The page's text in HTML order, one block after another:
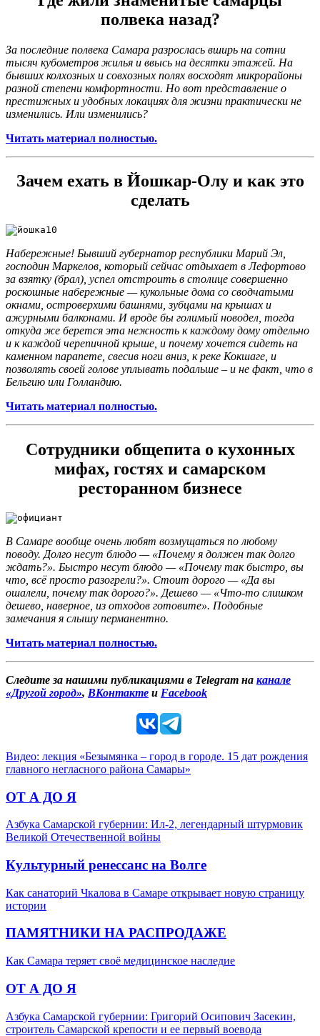
полвека назад?
За последние полвека Самара разрослась вширь на сотни
тысяч кубометров жилья и ввысь на десятки этажей. На
бывших колхозных и совхозных полях восходят микрорайоны
разной степени комфортности. Но вот представление о
престижных и удобных локациях для жизни практически не
изменились. Или изменились?
Читать материал полностью.
Зачем ехать в Йошкар-Олу и как это
сделать
Набережные! Бывший губернатор республики Марий Эл,
господин Маркелов, который сейчас отдыхает в Лефортово
за взятку (брал), успел отстроить в столице совершенно
роскошные набережные — кукольные дома со сводчатыми
окнами, островерхими башнями, зубцами на крышах и
ажурными балконами. И вроде бы голимый новодел, тогда
откуда же берется эта нежность к каждому дому отдельно
и к каждой черепичной крыше, и почему хочется сидеть на
каменном парапете, свесив ноги вниз, к реке Кокшаге, и
позволять своей голове уплывать подальше – и не факт, что в
Бельгию или Голландию.
Читать материал полностью.
Сотрудники общепита о кухонных
мифах, гостях и самарском
ресторанном бизнесе
В Самаре вообще очень любят возмущаться по любому
поводу. Долго несут блюдо — «Почему я должен так долго
ждать?». Быстро несут блюдо — «Почему так быстро, вы
что, всё просто разогрели?». Стоит дорого — «Да вы
ошалели, почему так дорого?». Дешево — «Что-то слишком
дешево, наверное, из отходов готовите». Подобные
замечания я слышу перманентно.
Читать материал полностью.
Следите за нашими публикациями в Telegram на канале
«Другой город», ВКонтакте и Facebook
Видео: лекция «Безымянка – город в городе. 15 дат рождения
главного негласного района Самары»
ОТ А ДО Я
Азбука Самарской губернии: Ил-2, легендарный штурмовик
Великой Отечественной войны
Культурный ренессанс на Волге
Как санаторий Чкалова в Самаре открывает новую страницу
истории
ПАМЯТНИКИ НА РАСПРОДАЖЕ
Как Самара теряет своё медицинское наследие
ОТ А ДО Я
Азбука Самарской губернии: Григорий Осипович Засекин,
строитель Самарской крепости и ее первый воевода